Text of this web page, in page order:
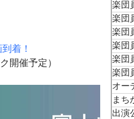
着！
開催予定）
楽団
楽団
楽団
楽団
楽団
楽団
オー
まち
出演